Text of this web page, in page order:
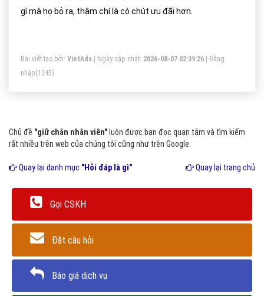
gì mà họ bỏ ra, thậm chí là có chút ưu đãi hơn.
Bài viết tạo bởi: VietAds | Ngày cập nhật: 2026-08-07 02:39:26
Đăng
nhập(1245)
Chủ đề "giữ chân nhân viên" luôn được bạn đọc quan tâm và tìm kiếm
rất nhiều trên web của chúng tôi cũng như trên Google.
Quay lại danh mục "Hỏi đáp là gì" Quay lại trang chủ
Gọi CSKH
Đặt câu hỏi
Báo giá dịch vụ